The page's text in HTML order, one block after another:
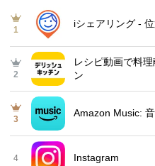
1
iシェアリング -
2
レシピ動画で料
ン
3
Amazon Music:
4 Instagram